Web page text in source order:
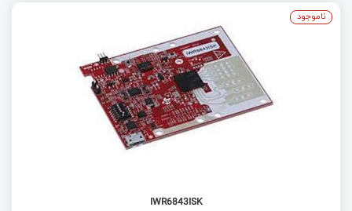
IWR6843ISK
ناموجود